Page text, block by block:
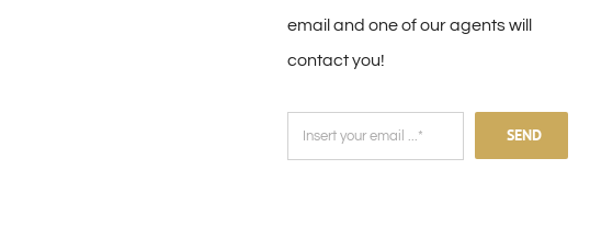
email and one of our agents will
contact you!
SEND